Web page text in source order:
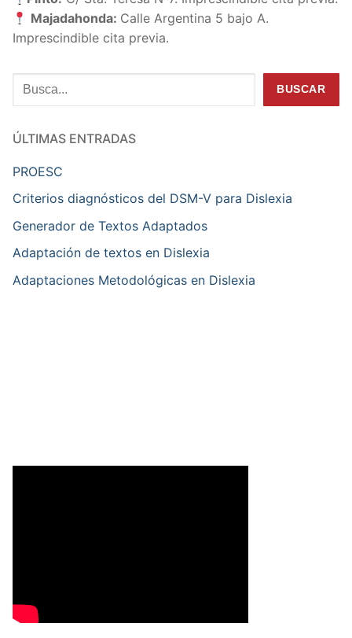
Majadahonda: Calle Argentina 5 bajo A.
Imprescindible cita previa.
Buscar BUSCAR
ÚLTIMAS ENTRADAS
PROESC
Criterios diagnósticos del DSM-V para Dislexia
Generador de Textos Adaptados
Adaptación de textos en Dislexia
Adaptaciones Metodológicas en Dislexia